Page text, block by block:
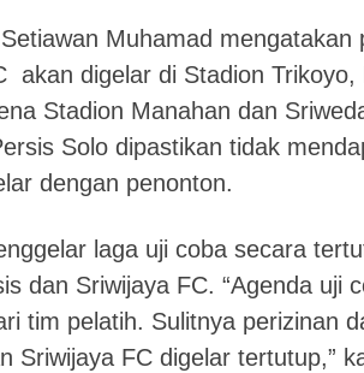
Muhamad mengatakan
akan digelar di Stadion Trikoyo,
Stadion Manahan dan
Solo dipastikan tidak
dengan penonton.
laga uji coba secara
dan Sriwijaya FC. “Agenda uji
tim pelatih. Sulitnya perizinan
Sriwijaya FC digelar tertutup,”